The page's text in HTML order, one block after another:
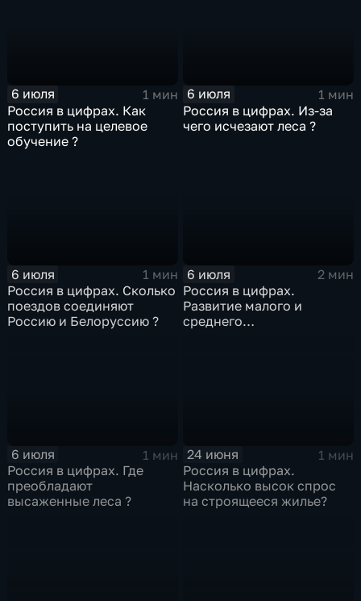
6 июля
1 мин
Россия в цифрах. Как
поступить на целевое
обучение ?
6 июля
1 мин
Россия в цифрах. Из-за
чего исчезают леса ?
6 июля
1 мин
Россия в цифрах. Сколько
поездов соединяют
Россию и Белоруссию ?
6 июля
2 мин
Россия в цифрах.
Развитие малого и
среднего
6 июля
1 мин
Россия в цифрах. Где
преобладают
высаженные леса ?
24 июня
1 мин
Россия в цифрах.
Насколько высок спрос
на строящееся жилье?